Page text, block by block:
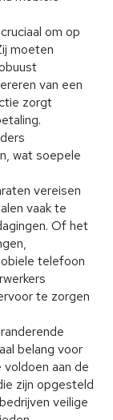
om op
moeten
van een
zorgt
wat soepele
vereisen
vaak te
Of het
telefoon
te zorgen
belang voor
aan de
zijn opgesteld
veilige